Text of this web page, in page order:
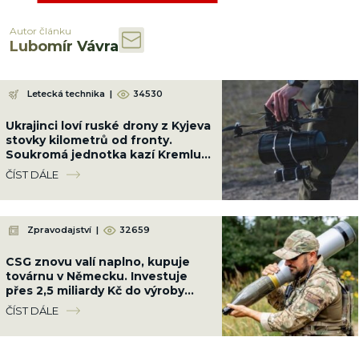
Autor článku
Lubomír Vávra
Letecká technika | 34530
Ukrajinci loví ruské drony z Kyjeva
stovky kilometrů od fronty.
Soukromá jednotka kazí Kremlu
plány a vycvičila 1 000 pilotů
ČÍST DÁLE
Zpravodajství | 32659
CSG znovu valí naplno, kupuje
továrnu v Německu. Investuje
přes 2,5 miliardy Kč do výroby
nitroglycerinu a munice
ČÍST DÁLE